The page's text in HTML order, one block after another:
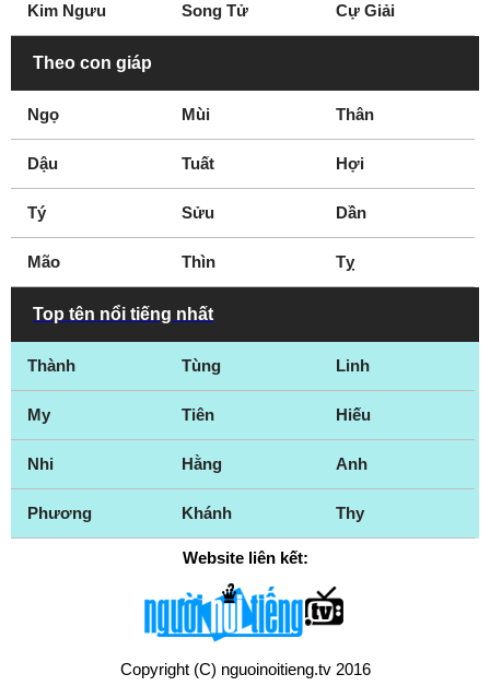
Kim Ngưu Song Tử Cự Giải
Theo con giáp
Ngọ Mùi Thân
Dậu Tuất Hợi
Tý Sửu Dần
Mão Thìn Tỵ
Top tên nổi tiếng nhất
Thành Tùng Linh
My Tiên Hiếu
Nhi Hằng Anh
Phương Khánh Thy
Website liên kết:
Copyright (C) nguoinoitieng.tv 2016